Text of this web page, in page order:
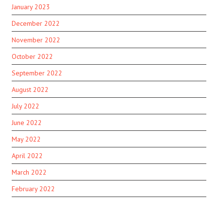
January 2023
December 2022
November 2022
October 2022
September 2022
August 2022
July 2022
June 2022
May 2022
April 2022
March 2022
February 2022